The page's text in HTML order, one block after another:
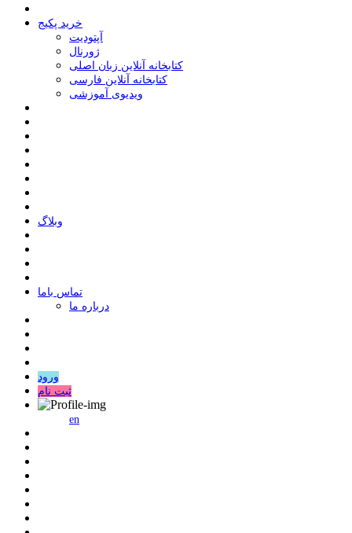
خرید پکیج
ﺁﭘﺘﻮﺩﯾﺖ
ﮊﻭﺭﻧﺎﻝ
کتابخانه آنلاین زبان اصلی
کتابخانه آنلاین فارسی
ویدیوی آموزشی
وبلاگ
ﺗﻤﺎﺱ ﺑﺎﻣﺎ
درباره ما
ورود
ثبت نام
en